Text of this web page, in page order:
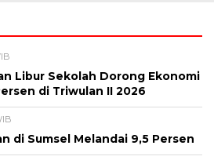
Libur Sekolah Dorong Ekonomi
di Triwulan II 2026
di Sumsel Melandai 9,5 Persen